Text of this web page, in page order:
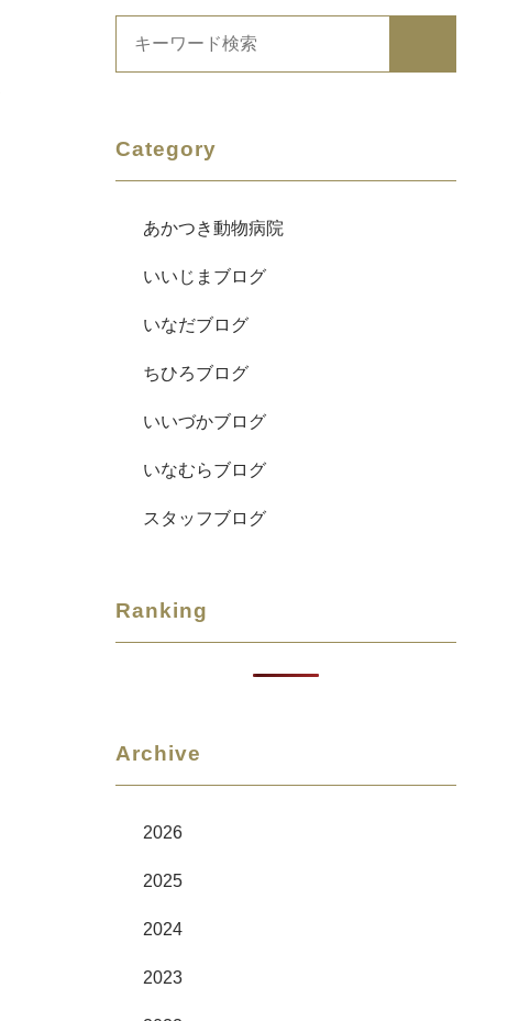
Category
あかつき動物病院
いいじまブログ
いなだブログ
ちひろブログ
いいづかブログ
いなむらブログ
スタッフブログ
Ranking
Archive
2026
2025
2024
2023